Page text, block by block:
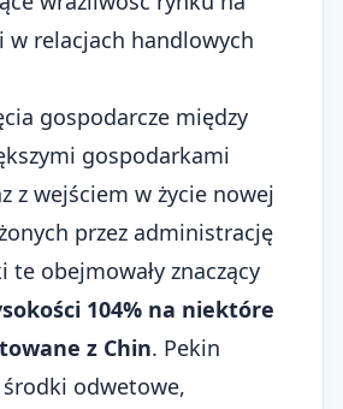
w relacjach handlowych
gospodarcze między
gospodarkami
z wejściem w życie nowej
przez administrację
te obejmowały znaczący
104% na niektóre
z Chin. Pekin
środki odwetowe,